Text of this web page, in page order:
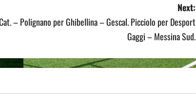
Next:
– Polignano per Ghibellina – Gescal. Picciolo per Desport
Gaggi – Messina Sud.